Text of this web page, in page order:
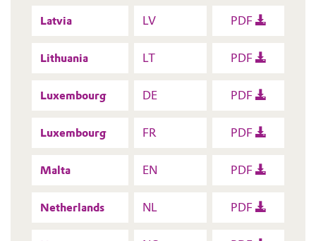
Latvia LV PDF
Lithuania LT PDF
Luxembourg DE PDF
Luxembourg FR PDF
Malta EN PDF
Netherlands NL PDF